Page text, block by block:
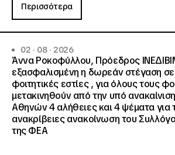
Περισσότερα
02 · 08 · 2026
Άννα Ροκοφύλλου, Πρόεδρος
εξασφαλισμένη η δωρεάν στέγαση
φοιτητικές εστίες , για όλους τους
μετακινηθούν από την υπό
Αθηνών 4 αλήθειες και 4 ψέματα για
ανακρίβειες ανακοίνωση του
της ΦΕΑ